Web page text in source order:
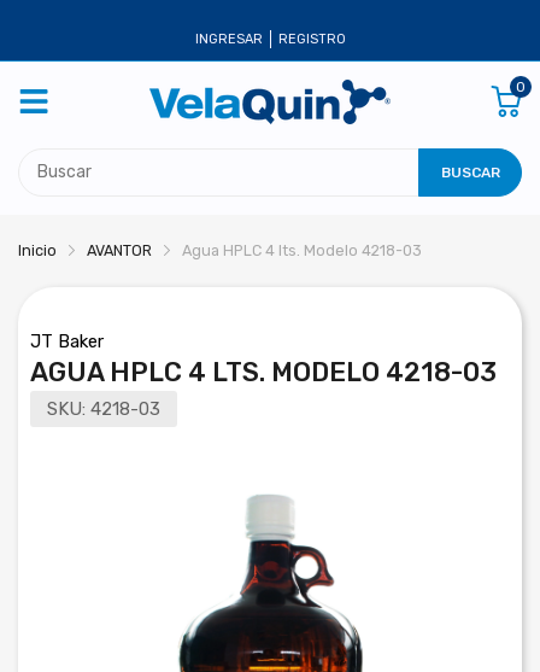
INGRESAR REGISTRO
0
BUSCAR
Inicio AVANTOR Agua HPLC 4 lts. Modelo 4218-03
JT Baker
AGUA HPLC 4 LTS. MODELO 4218-03
SKU: 4218-03